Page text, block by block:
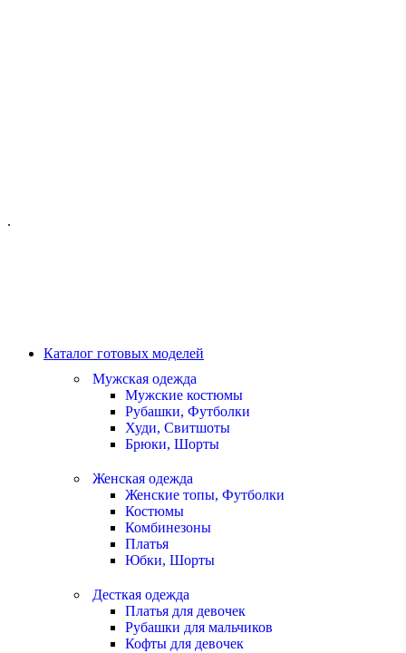
.
Каталог готовых моделей
Мужская одежда
Мужские костюмы
Рубашки, Футболки
Худи, Свитшоты
Брюки, Шорты
Женская одежда
Женские топы, Футболки
Костюмы
Комбинезоны
Платья
Юбки, Шорты
Десткая одежда
Платья для девочек
Рубашки для мальчиков
Кофты для девочек